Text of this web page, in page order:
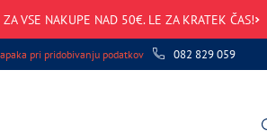
VSE NAKUPE NAD 50€. LE ZA KRATEK ČAS!
pri pridobivanju podatkov 082 829 059